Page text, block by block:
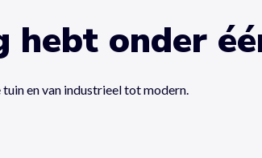
onder
en van industrieel tot modern.